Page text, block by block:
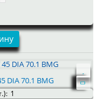
DIA 70.1 BMG
1